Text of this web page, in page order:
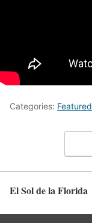
Categories: Featured
El Sol de la Florida